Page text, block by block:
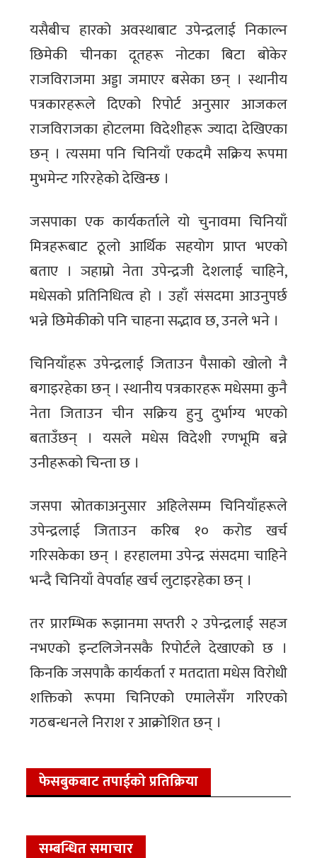
यसैबीच हारको अवस्थाबाट उपेन्द्रलाई निकाल्न
छिमेकी चीनका दूतहरू नोटका बिटा बोकेर
राजविराजमा अड्डा जमाएर बसेका छन् । स्थानीय
पत्रकारहरूले दिएको रिपोर्ट अनुसार आजकल
राजविराजका होटलमा विदेशीहरू ज्यादा देखिएका
छन् । त्यसमा पनि चिनियाँ एकदमै सक्रिय रूपमा
मुभमेन्ट गरिरहेको देखिन्छ ।
जसपाका एक कार्यकर्ताले यो चुनावमा चिनियाँ
मित्रहरूबाट ठूलो आर्थिक सहयोग प्राप्त भएको
बताए । ञहाम्रो नेता उपेन्द्रजी देशलाई चाहिने,
मधेसको प्रतिनिधित्व हो । उहाँ संसदमा आउनुपर्छ
भन्ने छिमेकीको पनि चाहना सद्भाव छ, उनले भने ।
चिनियाँहरू उपेन्द्रलाई जिताउन पैसाको खोलो नै
बगाइरहेका छन् । स्थानीय पत्रकारहरू मधेसमा कुनै
नेता जिताउन चीन सक्रिय हुनु दुर्भाग्य भएको
बताउँछन् । यसले मधेस विदेशी रणभूमि बन्ने
उनीहरूको चिन्ता छ ।
जसपा स्रोतकाअनुसार अहिलेसम्म चिनियाँहरूले
उपेन्द्रलाई जिताउन करिब १० करोड खर्च
गरिसकेका छन् । हरहालमा उपेन्द्र संसदमा चाहिने
भन्दै चिनियाँ वेपर्वाह खर्च लुटाइरहेका छन् ।
तर प्रारम्भिक रूझानमा सप्तरी २ उपेन्द्रलाई सहज
नभएको इन्टलिजेनसकै रिपोर्टले देखाएको छ ।
किनकि जसपाकै कार्यकर्ता र मतदाता मधेस विरोधी
शक्तिको रूपमा चिनिएको एमालेसँग गरिएको
गठबन्धनले निराश र आक्रोशित छन् ।
फेसबुकबाट तपाईको प्रतिक्रिया
सम्बन्धित समाचार